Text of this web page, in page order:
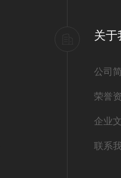
关于
公司
荣誉
企业
联系